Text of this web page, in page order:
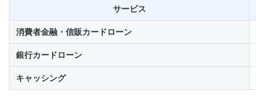
サービス
消費者金融・信販カードローン
銀行カードローン
キャッシング